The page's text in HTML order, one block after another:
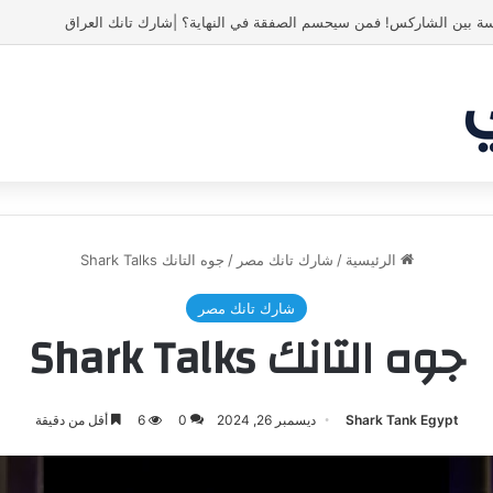
بين الشاركس! فمن سيحسم الصفقة في النهاية؟ |شارك تانك العراق
الرئيسية / شارك تانك مصر / جوه التانك Shark Talks
شارك تانك مصر
جوه التانك Shark Talks
Shark Tank Egypt ديسمبر 26, 2024 0
6 أقل من دقيقة